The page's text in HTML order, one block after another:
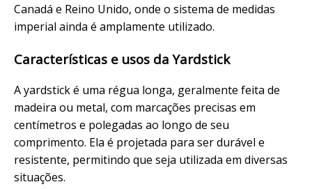
Canadá e Reino Unido, onde o sistema de medidas
imperial ainda é amplamente utilizado.
Características e usos da Yardstick
A yardstick é uma régua longa, geralmente feita de
madeira ou metal, com marcações precisas em
centímetros e polegadas ao longo de seu
comprimento. Ela é projetada para ser durável e
resistente, permitindo que seja utilizada em diversas
situações.